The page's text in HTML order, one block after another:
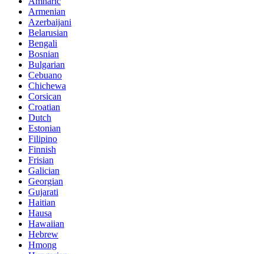
Armenian
Azerbaijani
Belarusian
Bengali
Bosnian
Bulgarian
Cebuano
Chichewa
Corsican
Croatian
Dutch
Estonian
Filipino
Finnish
Frisian
Galician
Georgian
Gujarati
Haitian
Hausa
Hawaiian
Hebrew
Hmong